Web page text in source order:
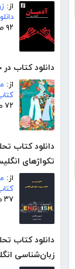
از:
۹۲ صفحه
دانلود کتاب
از:
۷۲ صفحه
دانلود کتاب
تکواژهای
از:
۳۷ صفحه
دانلود کتاب
زبان‌شناسی